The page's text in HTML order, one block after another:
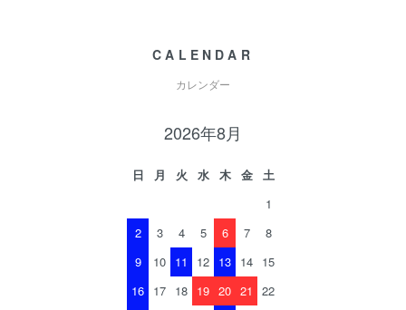
CALENDAR
カレンダー
2026年8月
日 月 火 水 木 金
土
1
2
3 4 5 6 7
8
9
10 11 12 13 14 15
16 17 18 19 20 21
22